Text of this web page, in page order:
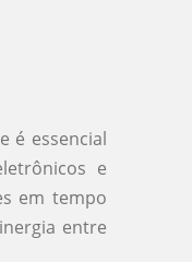
é essencial
e
em tempo
entre